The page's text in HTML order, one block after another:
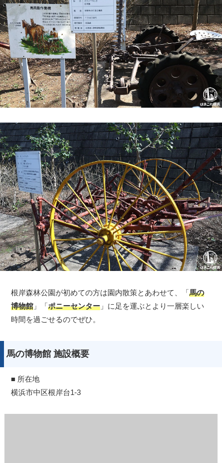
根岸森林公園が初めての方は園内散策とあわせて、「馬の
博物館 」「ポニーセンター 」に足を運ぶとより一層楽しい
時間を過ごせるのでぜひ。
馬の博物館 施設概要
■ 所在地
横浜市中区根岸台1-3